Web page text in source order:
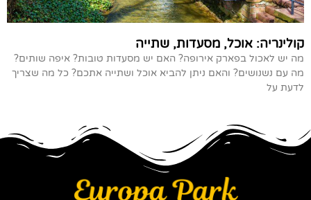
קולינריה: אוכל, מסעדות, שתייה
מה יש לאכול בפארק אירופה? האם יש מסעדות טובות? איפה שותים?
מה עם נשנושים? והאם ניתן להביא אוכל ושתייה אתכם? כל מה שצריך
לדעת על